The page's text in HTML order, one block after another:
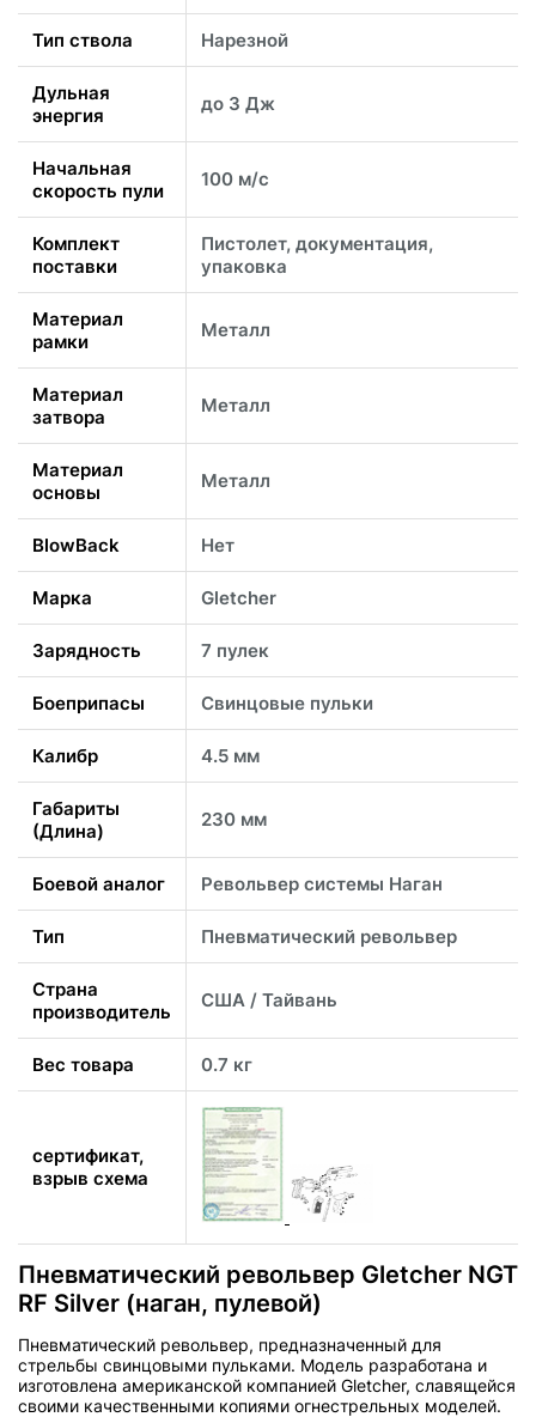
Тип ствола Нарезной
Дульная
энергия
до 3 Дж
Начальная
скорость пули
100 м/с
Комплект
поставки
Пистолет, документация,
упаковка
Материал
рамки
Металл
Материал
затвора
Металл
Материал
основы
Металл
BlowBack Нет
Марка Gletcher
Зарядность 7 пулек
Боеприпасы Свинцовые пульки
Калибр 4.5 мм
Габариты
(Длина)
230 мм
Боевой аналог Револьвер системы Наган
Тип Пневматический револьвер
Страна
производитель
США / Тайвань
Вес товара 0.7 кг
сертификат,
взрыв схема
Пневматический револьвер Gletcher NGT
RF Silver (наган, пулевой)
Пневматический револьвер, предназначенный для
стрельбы свинцовыми пульками. Модель разработана и
изготовлена американской компанией Gletcher, славящейся
своими качественными копиями огнестрельных моделей.